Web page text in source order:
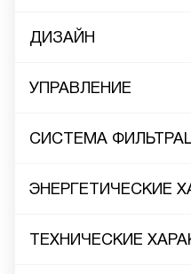
ДИЗАЙН
УПРАВЛЕНИЕ
СИСТЕМА
ЭНЕРГЕТИЧЕСКИЕ
ТЕХНИЧЕСКИЕ